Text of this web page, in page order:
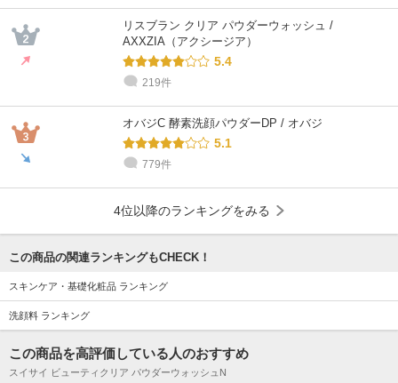
リスブラン クリア パウダーウォッシュ /
AXXZIA（アクシージア）
5.4
219件
オバジC 酵素洗顔パウダーDP / オバジ
5.1
779件
4位以降のランキングをみる
この商品の関連ランキングもCHECK！
スキンケア・基礎化粧品 ランキング
洗顔料 ランキング
この商品を高評価している人のおすすめ
スイサイ ビューティクリア パウダーウォッシュN